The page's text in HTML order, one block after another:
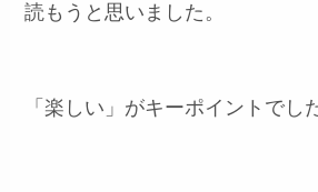
読もうと思いました。
「楽しい」がキーポイントでし